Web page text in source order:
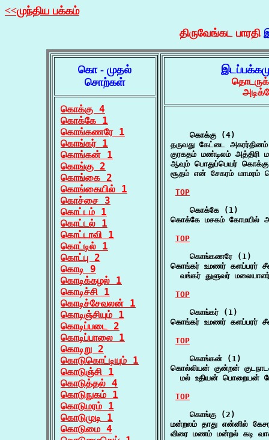
<<முந்திய பக்கம்
திருவேங்கட பாரதி
கொ - முதல்
சொற்கள்
கொக்கு 4
கொக்கே 1
கொங்கணரே 1
கொங்கர் 1
கொங்கன் 1
கொங்கு 2
கொங்கை 2
கொங்கையில் 1
கொச்சை 3
கொட்டம் 1
கொட்டல் 1
கொட்டாவி 1
கொட்டில் 1
கொட்பு 2
கொடி 9
கொடிக்கழல் 1
கொடிச்சி 1
கொடிச்சேவலன் 1
கொடிஞ்சியும் 1
கொடிப்படை 2
கொடிப்பாலை 1
கொடிறு 2
கொடுகொட்டியும் 1
கொடுஞ்சி 1
கொடுத்தல் 4
கொடுநுகம் 1
கொடுமரம் 1
கொடுமுடி 1
கொடுமை 4
    கொக்கு (4)
தருவது கேட்டை
குரகதம் மண்டிலம்
ஆவும் பொதுப்பெயர்
சூதம் என் சேகரம்
TOP
    கொக்கே (1)
கொக்கே மசகம் கோமயில்
TOP
    கொங்கணரே (1)
கொங்கர் உமணர் களப்பரர்
வங்கர் துளுவர்
TOP
    கொங்கர் (1)
கொங்கர் உமணர்
TOP
    கொங்கன் (1)
கொல்லியன் குன்றன்
மல் உதியன் பொறையன்
TOP
    கொங்கு (2)
மன்றலம் தாது என்னில்
விரை மணம் மன்றல் கடி